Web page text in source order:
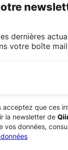
dernières
votre boîte
acceptez que ces
la newsletter de
vos données,